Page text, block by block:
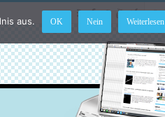
aus. OK Nein Weiterlesen